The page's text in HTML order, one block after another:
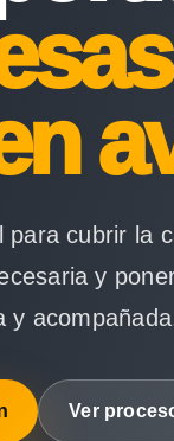
para cubrir la
y
y
Ver